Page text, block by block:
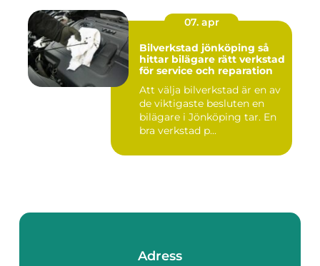
07. apr
Bilverkstad jönköping så
hittar bilägare rätt verkstad
för service och reparation
Att välja bilverkstad är en av
de viktigaste besluten en
bilägare i Jönköping tar. En
bra verkstad p...
Adress